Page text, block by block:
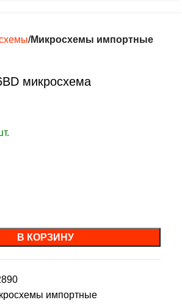
Микросхемы импортные
микросхема
В КОРЗИНУ
импортные